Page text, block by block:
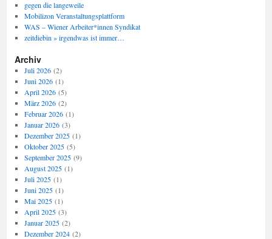
gegen die langeweile
Mobilizon Veranstaltungsplattform
WAS – Wiener Arbeiter*innen Syndikat
zeitdiebin » irgendwas ist immer…
Archiv
Juli 2026(2)
Juni 2026(1)
April 2026(5)
März 2026(2)
Februar 2026(1)
Januar 2026(3)
Dezember 2025(1)
Oktober 2025(5)
September 2025(9)
August 2025(1)
Juli 2025(1)
Juni 2025(1)
Mai 2025(1)
April 2025(3)
Januar 2025(2)
Dezember 2024(2)